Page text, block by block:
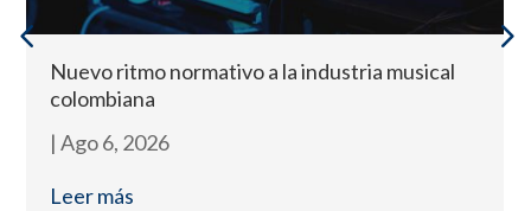
Nuevo ritmo normativo a la industria musical
colombiana
| Ago 6, 2026
Leer más